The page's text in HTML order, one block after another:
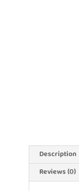
Description
Reviews (0)